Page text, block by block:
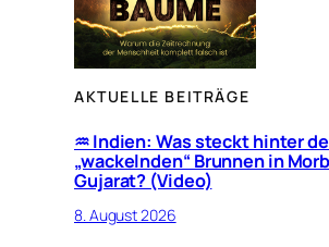
AKTUELLE BEITRÄGE
♒︎ Indien: Was steckt hinter
„wackelnden“ Brunnen in
Gujarat? (Video)
8. August 2026